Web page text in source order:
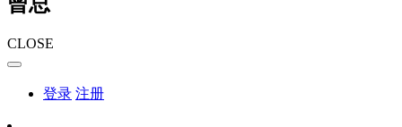
CLOSE
登录 注册